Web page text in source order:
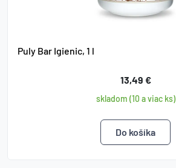
Puly Bar Igienic, 1 l
13,49 €
skladom (10 a viac ks)